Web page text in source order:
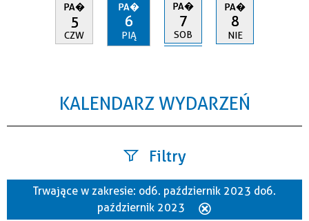
PA�
5
CZW
PA�
6
PIĄ
PA�
7
SOB
PA�
8
NIE
KALENDARZ WYDARZEŃ
Filtry
Szukana fraza
Trwające w zakresie: od 6. październik 2023 do 6.
październik 2023